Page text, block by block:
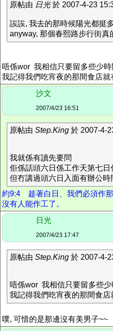
原帖由 日光於 2007-4-23
誒誒, 我去的那時候陽光都挺
anyway, 那個春熙路步行街真
唔係wor 我相信只要留多些少
我記得我們吃宵夜的那間食店
沙文
2007/4/23 16:51
原帖由 Step.King 於 2007-4-
我就係有讀先要問
佢係話頭六日係工作天第七日
但冇講過頭六日入面有辦公時
約9:4 趁著白日、我們必須作
沒有人能作工了。
日光
2007/4/23 17:47
原帖由 Step.King 於 2007-4-
唔係wor 我相信只要留多些
我記得我們吃宵夜的那間食
噗, 可惜的是那邊沒有美男子~~